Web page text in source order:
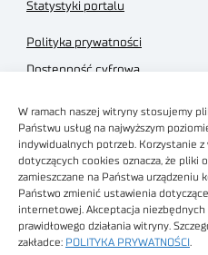
W ramach naszej witryny stosujemy
Państwu usług na najwyższym
indywidualnych potrzeb. Korzystanie
dotyczących cookies oznacza, że pliki
zamieszczane na Państwa urządzeniu
Państwo zmienić ustawienia
internetowej. Akceptacja
prawidłowego działania witryny.
zakładce: POLITYKA PRYWATNOŚCI
Statystyki portalu
Polityka prywatności
Dostępność cyfrowa
Regulamin sklepu
Obrazy stockowe
autorstwa